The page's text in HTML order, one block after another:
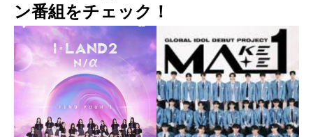
ン番組をチェック！